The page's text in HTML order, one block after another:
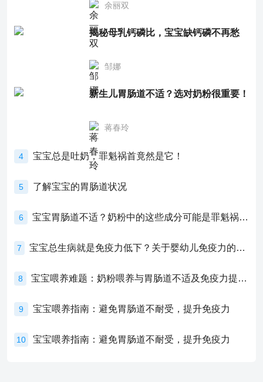
余丽双
揭秘母乳钙磷比，宝宝缺钙磷不再愁
邹娜
新生儿胃肠道不适？选对奶粉很重要！
蒋春玲
4 宝宝总是吐奶，罪魁祸首竟然是它！
5 了解宝宝的胃肠道状况
6 宝宝胃肠道不适？奶粉中的这些成分可能是罪魁祸首！
7 宝宝总生病就是免疫力低下？关于婴幼儿免疫力的真相，家长必须了解！
8 宝宝喂养难题：奶粉喂养与胃肠道不适及免疫力提升的奥秘
9 宝宝喂养指南：避免胃肠道不耐受，提升免疫力
10 宝宝喂养指南：避免胃肠道不耐受，提升免疫力